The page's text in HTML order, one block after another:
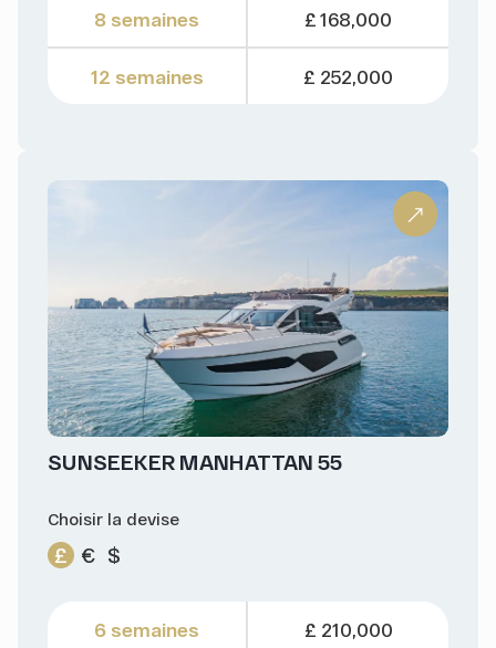
8 semaines
12 semaines
£ 168,000
£ 252,000
SUNSEEKER MANHATTAN 55
Choisir la devise
£ € $
6 semaines £ 210,000